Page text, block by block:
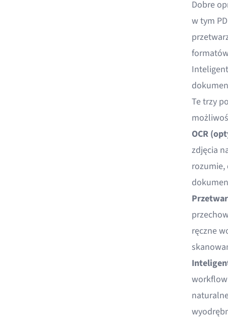
Dobre
w tym
Te trzy
OCR
zdjęcia
rozumie,
ręczne
workflow